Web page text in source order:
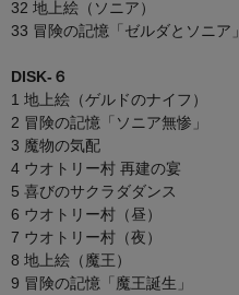
32 地上絵（ソニア）
33 冒険の記憶「ゼルダとソニア」
DISK-６
1 地上絵（ゲルドのナイフ）
2 冒険の記憶「ソニア無惨」
3 魔物の気配
4 ウオトリー村 再建の宴
5 喜びのサクラダダンス
6 ウオトリー村（昼）
7 ウオトリー村（夜）
8 地上絵（魔王）
9 冒険の記憶「魔王誕生」